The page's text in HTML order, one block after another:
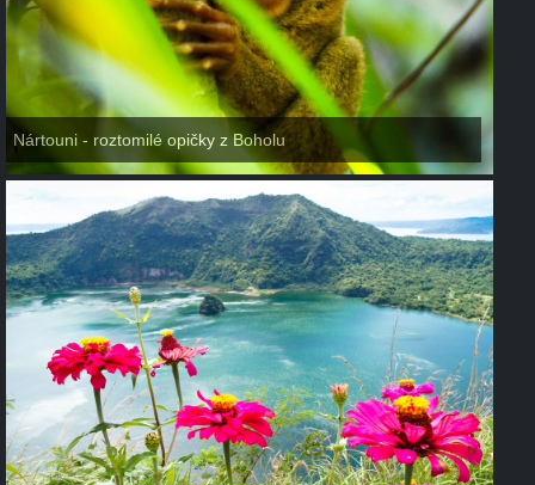
Nártouni - roztomilé opičky z Boholu